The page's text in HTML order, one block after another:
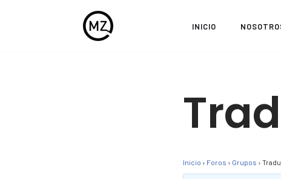
INICIO
Inicio › Foros › Grupos ›